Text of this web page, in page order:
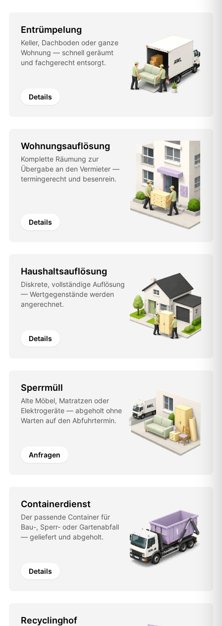
Entrümpelung
Keller, Dachboden oder ganze
Wohnung — schnell geräumt
und fachgerecht entsorgt.
Details
Wohnungsauflösung
Komplette Räumung zur
Übergabe an den Vermieter —
termingerecht und besenrein.
Details
Haushaltsauflösung
Diskrete, vollständige Auflösung
— Wertgegenstände werden
angerechnet.
Details
Sperrmüll
Alte Möbel, Matratzen oder
Elektrogeräte — abgeholt ohne
Warten auf den Abfuhrtermin.
Anfragen
Containerdienst
Der passende Container für
Bau-, Sperr- oder Gartenabfall
— geliefert und abgeholt.
Details
Recyclinghof